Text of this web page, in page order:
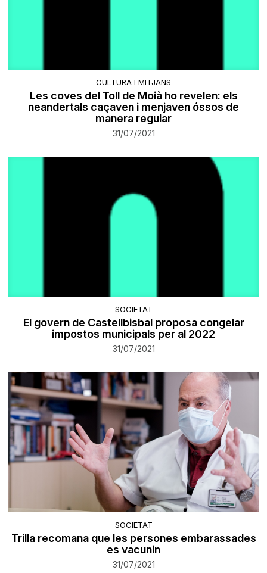
CULTURA I MITJANS
Les coves del Toll de Moià ho revelen: els
neandertals caçaven i menjaven óssos de
manera regular
31/07/2021
SOCIETAT
El govern de Castellbisbal proposa congelar
impostos municipals per al 2022
31/07/2021
SOCIETAT
Trilla recomana que les persones embarassades
es vacunin
31/07/2021